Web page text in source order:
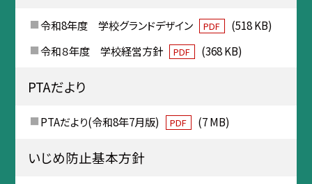
令和8年度 学校グランドデザイン PDF
(518 KB)
令和８年度 学校経営方針
PDF (368 KB)
PTAだより
PTAだより(令和8年7月版) PDF (7 MB)
いじめ防止基本方針